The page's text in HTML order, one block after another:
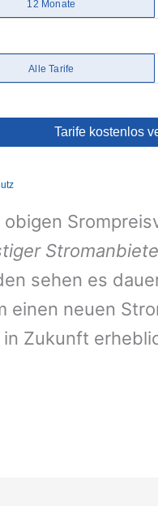
sehen es
einen neuen
in Zukunft